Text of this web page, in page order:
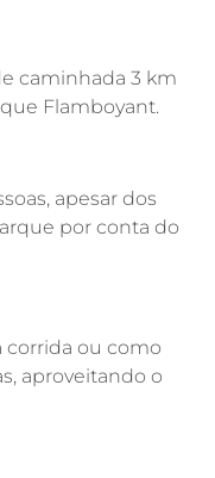
caminhada 3 km
Flamboyant.
apesar dos
por conta do
corrida ou como
aproveitando o